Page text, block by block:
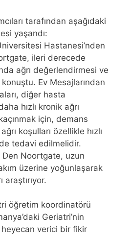
tarafından aşağıdaki
yaşandı:
Hastanesi’nden
ileri derecede
ağrı değerlendirmesi ve
Ev Mesajlarından
diğer hasta
hızlı kronik ağrı
için, demans
koşulları özellikle hızlı
tedavi edilmelidir.
Den Noortgate, uzun
üzerine yoğunlaşarak
öğretim koordinatörü
Geriatri’nin
verici bir fikir